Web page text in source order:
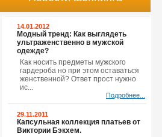
14.01.2012
Модный тренд: Как выглядеть
ультраженственно в мужской
одежде?
Как носить предметы мужского
гардероба но при этом оставаться
женственной? Ответ прост нужно
ис...
Подробнее...
29.11.2011
Капсульная коллекция платьев от
Виктории Бэкхем.